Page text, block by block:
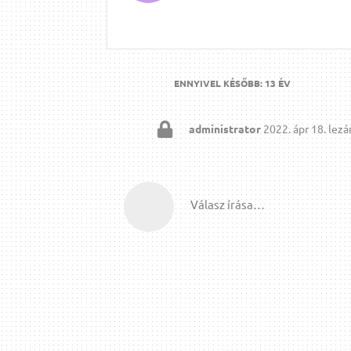
ENNYIVEL KÉSŐBB:13 ÉV
administrator 2022. ápr 18.
Válasz írása…